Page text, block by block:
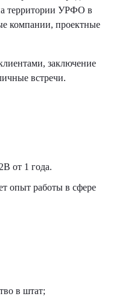
территории УРФО в
компании, проектные
заключение
встречи.
от 1 года.
опыт работы в сфере
в штат;